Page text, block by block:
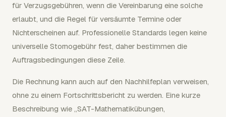
für Verzugsgebühren, wenn die Vereinbarung eine solche
erlaubt, und die Regel für versäumte Termine oder
Nichterscheinen auf. Professionelle Standards legen keine
universelle Stornogebühr fest, daher bestimmen die
Auftragsbedingungen diese Zeile.
Die Rechnung kann auch auf den Nachhilfeplan verweisen,
ohne zu einem Fortschrittsbericht zu werden. Eine kurze
Beschreibung wie „SAT-Mathematikübungen,